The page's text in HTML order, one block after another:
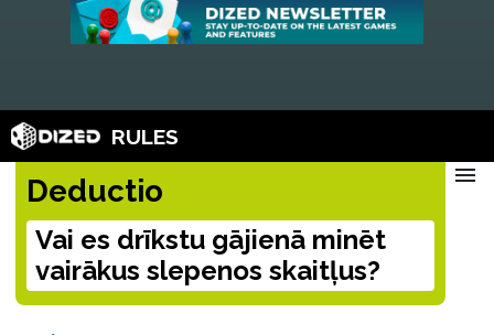
RULES
Deductio
Vai es drīkstu gājienā minēt
vairākus slepenos skaitļus?
menu